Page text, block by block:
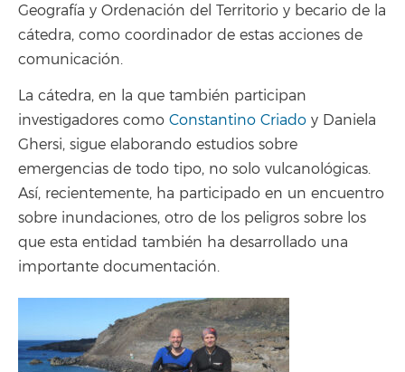
Geografía y Ordenación del Territorio y becario de la
cátedra, como coordinador de estas acciones de
comunicación.
La cátedra, en la que también participan
investigadores como Constantino Criado y Daniela
Ghersi, sigue elaborando estudios sobre
emergencias de todo tipo, no solo vulcanológicas.
Así, recientemente, ha participado en un encuentro
sobre inundaciones, otro de los peligros sobre los
que esta entidad también ha desarrollado una
importante documentación.